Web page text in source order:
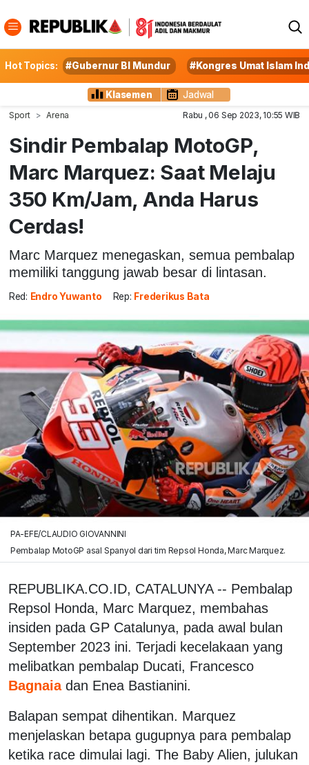
Hot Topics: #Gubernur BI Mundur #Kongres Umat Islam
Klasemen Jadwal
Sport Arena Rabu , 06 Sep 2023, 10:55 WIB
Sindir Pembalap MotoGP,
Marc Marquez: Saat Melaju
350 Km/Jam, Anda Harus
Cerdas!
Marc Marquez menegaskan, semua pembalap
memiliki tanggung jawab besar di lintasan.
Red: Endro Yuwanto Rep: Frederikus Bata
PA-EFE/CLAUDIO GIOVANNINI
Pembalap MotoGP asal Spanyol dari tim Repsol Honda, Marc Marquez.
REPUBLIKA.CO.ID, CATALUNYA -- Pembalap
Repsol Honda, Marc Marquez, membahas
insiden pada GP Catalunya, pada awal bulan
September 2023 ini. Terjadi kecelakaan yang
melibatkan pembalap Ducati, Francesco
Bagnaia dan Enea Bastianini.
Balapan sempat dihentikan. Marquez
menjelaskan betapa gugupnya para pembalap
ketika race dimulai lagi. The Baby Alien, julukan